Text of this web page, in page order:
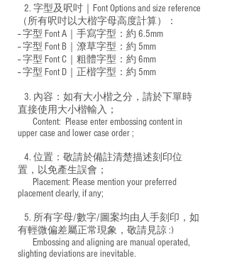
2. 字型及呎吋｜ Font Options and size reference
（所有呎吋以大楷字母高度計算）：
-- 字型 Font A｜手寫字型：約 6.5mm
-- 字型 Font B｜潦草字型： 約 5mm
-- 字型 Font C｜粗體字型：約 6mm
-- 字型 Font D｜正楷字型： 約 5mm
3. 內容：如有大小楷之分，請於下單時
直接使用大小楷輸入；
​ Content: Please enter embossing content in
upper case and lower case order ;
4. 位置：敬請於備註清楚描述刻印位
置，以免產生誤會；
​ Placement: Please mention your preferred
placement clearly, if any;
5. 所有字母/數字/圖案均由人手刻印，如
有輕微偏差屬正常現象，敬請見諒 :)
​ Embossing and aligning are manual operated,
slighting deviations are inevitable.